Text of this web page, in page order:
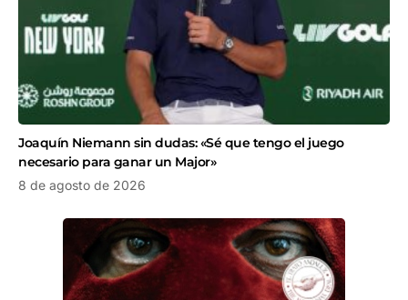
Joaquín Niemann sin dudas: «Sé que tengo el juego
necesario para ganar un Major»
8 de agosto de 2026